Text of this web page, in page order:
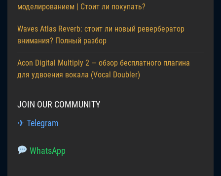
моделированием | Стоит ли покупать?
Waves Atlas Reverb: стоит ли новый ревербератор
внимания? Полный разбор
Acon Digital Multiply 2 — обзор бесплатного плагина
для удвоения вокала (Vocal Doubler)
JOIN OUR COMMUNITY
✈ Telegram
WhatsApp